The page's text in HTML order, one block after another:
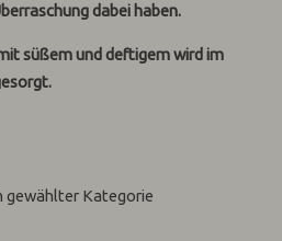
dabei haben.
süßem und deftigem wird im
gewählter Kategorie